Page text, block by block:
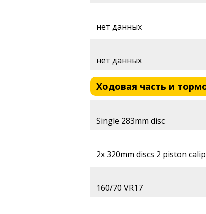
нет данных
нет данных
Ходовая часть и
Single 283mm disc
2x 320mm discs 2 piston
160/70 VR17